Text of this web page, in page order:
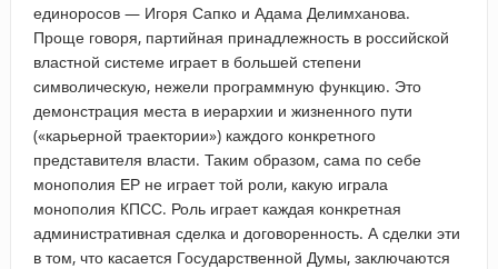
единоросов — Игоря Сапко и Адама Делимханова.
Проще говоря, партийная принадлежность в российской
властной системе играет в большей степени
символическую, нежели программную функцию. Это
демонстрация места в иерархии и жизненного пути
(«карьерной траектории») каждого конкретного
представителя власти. Таким образом, сама по себе
монополия ЕР не играет той роли, какую играла
монополия КПСС. Роль играет каждая конкретная
административная сделка и договоренность. А сделки эти
в том, что касается Государственной Думы, заключаются